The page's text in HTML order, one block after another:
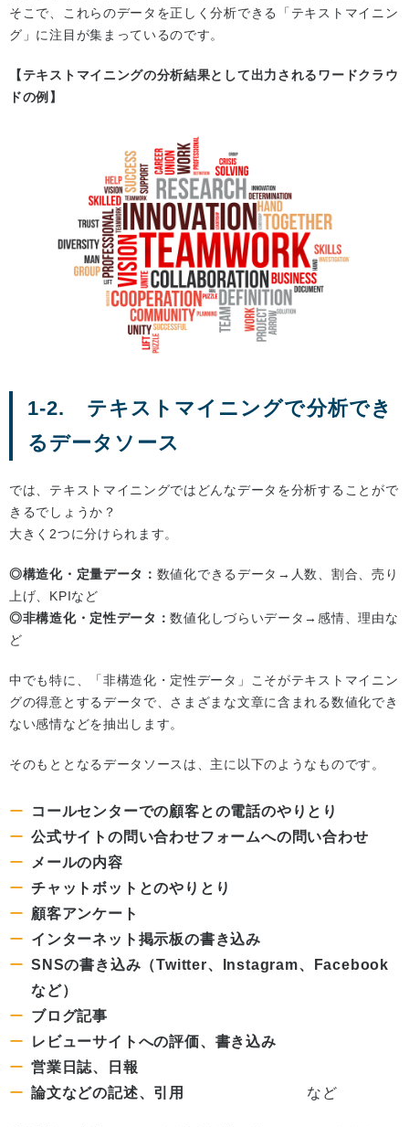
そこで、これらのデータを正しく分析できる「テキストマイニン
グ」に注目が集まっているのです。
【テキストマイニングの分析結果として出力されるワードクラウ
ドの例】
1-2. テキストマイニングで分析でき
るデータソース
では、テキストマイニングではどんなデータを分析することがで
きるでしょうか？
大きく2つに分けられます。
◎構造化・定量データ： 数値化できるデータ→人数、割合、売り
上げ、KPIなど
◎非構造化・定性データ：数値化しづらいデータ→感情、理由な
ど
中でも特に、「非構造化・定性データ」こそがテキストマイニン
グの得意とするデータで、さまざまな文章に含まれる数値化でき
ない感情などを抽出します。
そのもととなるデータソースは、主に以下のようなものです。
コールセンターでの顧客との電話のやりとり
公式サイトの問い合わせフォームへの問い合わせ
メールの内容
チャットボットとのやりとり
顧客アンケート
インターネット掲示板の書き込み
SNSの書き込み（Twitter、Instagram、Facebook
など）
ブログ記事
レビューサイトへの評価、書き込み
営業日誌、日報
論文などの記述、引用
など